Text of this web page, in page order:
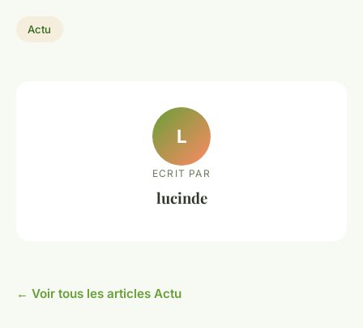
Actu
L
ECRIT PAR
lucinde
← Voir tous les articles Actu